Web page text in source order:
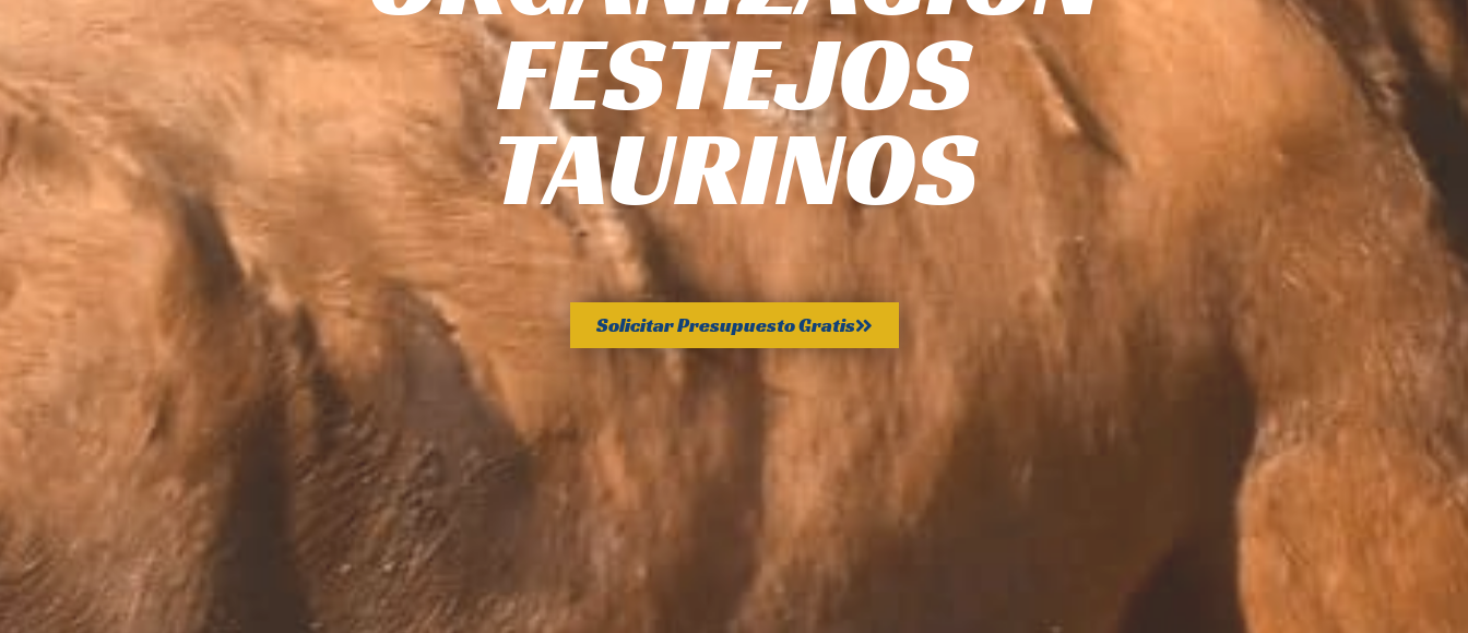
FESTEJOS
TAURINOS
Solicitar Presupuesto Gratis